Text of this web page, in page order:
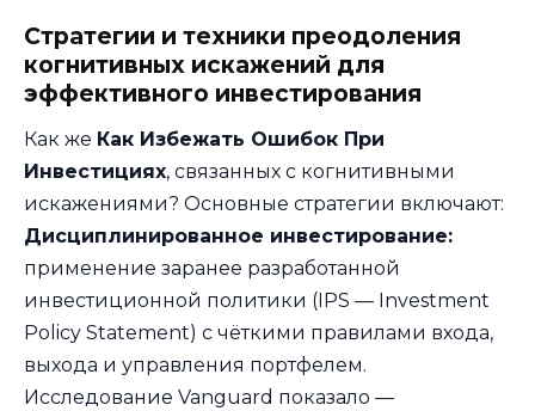
Стратегии и техники преодоления
когнитивных искажений для
эффективного инвестирования
Как же Как Избежать Ошибок При
Инвестициях, связанных с когнитивными
искажениями? Основные стратегии включают:
Дисциплинированное инвестирование:
применение заранее разработанной
инвестиционной политики (IPS — Investment
Policy Statement) с чёткими правилами входа,
выхода и управления портфелем.
Исследование Vanguard показало —